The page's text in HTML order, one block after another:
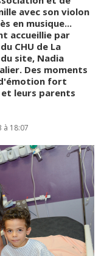
avec son violon
en musique...
accueillie par
CHU de La
site, Nadia
Des moments
fort
leurs parents
à 18:07